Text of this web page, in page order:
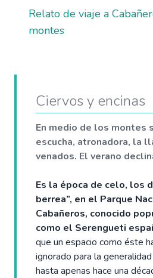
Relato de viaje a
montes
Ciervos y encinas
En medio de los montes
escucha, atronadora, la
venados. El verano
Es la época de celo, los
berrea”, en el Parque
Cabañeros, conocido
como el Serengueti
que un espacio como éste
ignorado para la
hasta apenas hace una